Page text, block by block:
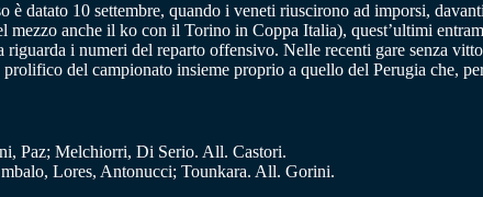
è datato 10 settembre, quando i veneti riuscirono ad imporsi,
anche il ko con il Torino in Coppa Italia), quest’ultimi
i numeri del reparto offensivo. Nelle recenti gare senza
del campionato insieme proprio a quello del Perugia che,
Paz; Melchiorri, Di Serio. All. Castori.
Lores, Antonucci; Tounkara. All. Gorini.